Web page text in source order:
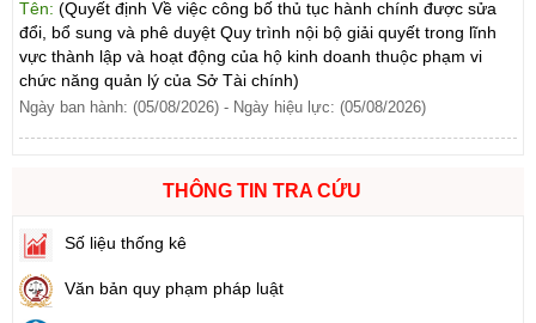
đổi, bổ sung và phê duyệt Quy trình nội bộ giải quyết trong lĩnh
vực thành lập và hoạt động của hộ kinh doanh thuộc phạm vi
chức năng quản lý của Sở Tài chính)
Ngày ban hành: (05/08/2026) - Ngày hiệu lực: (05/08/2026)
(Quyết định Về việc công bố thủ tục hành chính sửa đổi, bổ
sung và phê duyệt Quy trình nội bộ giải quyết thủ tục hành chính
năng quản lý của Sở Tài chính)
Ngày ban hành: (05/08/2026)
THÔNG TIN TRA CỨU
Số liệu thống kê
Văn bản quy phạm pháp luật